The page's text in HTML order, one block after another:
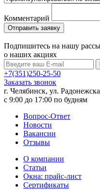
Комментарий
Подпишитесь на нашу
о наших акциях
+7(351)250-25-50
Заказать звонок
г. Челябинск, ул.
c 9:00 до 17:00 по будням
Вопрос-Ответ
Новости
Вакансии
Отзывы
О компании
Статьи
Окна: прайс-лист
Сертификаты